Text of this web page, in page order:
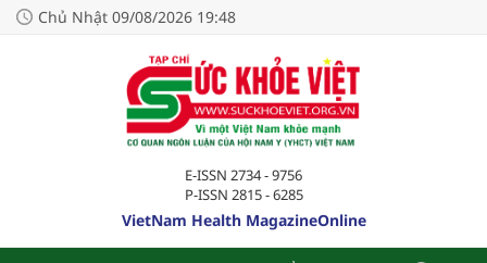
Chủ Nhật 09/08/2026 19:48
E-ISSN 2734 - 9756
P-ISSN 2815 - 6285
VietNam Health MagazineOnline